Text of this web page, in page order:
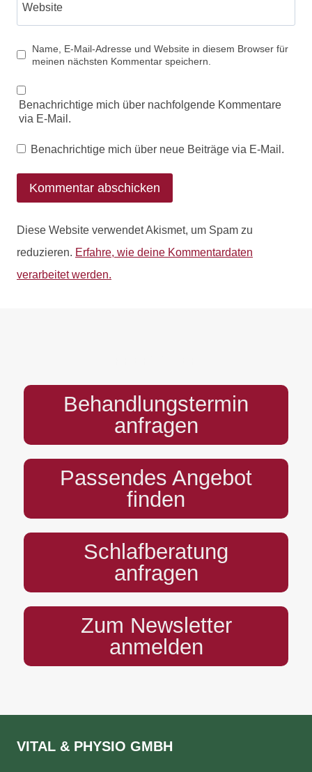
Website
Name, E-Mail-Adresse und Website in diesem Browser für
meinen nächsten Kommentar speichern.
Benachrichtige mich über nachfolgende Kommentare
via E-Mail.
Benachrichtige mich über neue Beiträge via E-Mail.
Diese Website verwendet Akismet, um Spam zu
reduzieren. Erfahre, wie deine Kommentardaten
verarbeitet werden.
Behandlungstermin
anfragen
Passendes Angebot
finden
Schlafberatung
anfragen
Zum Newsletter
anmelden
VITAL & PHYSIO GMBH